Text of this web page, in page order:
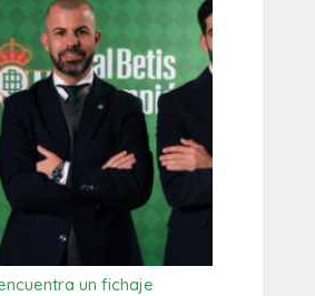
un fichaje